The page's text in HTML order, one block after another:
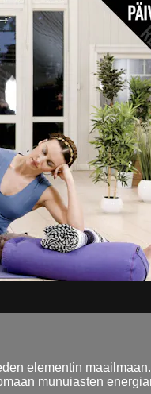
elementin
munuiasten